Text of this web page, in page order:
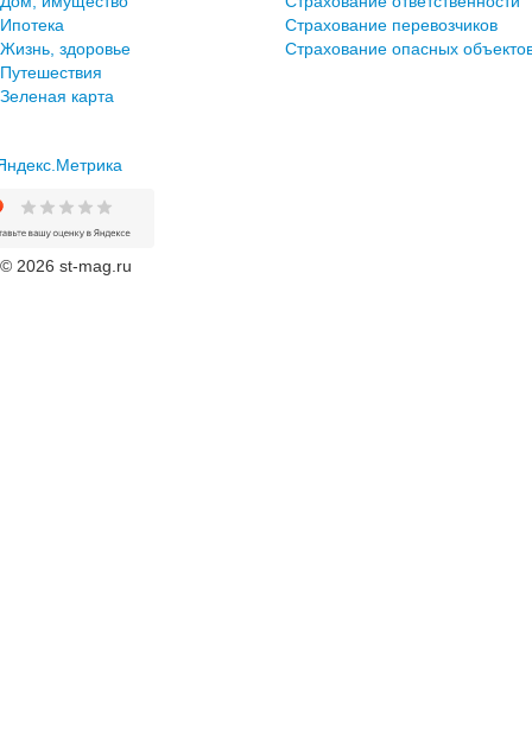
Ипотека
Жизнь, здоровье
Путешествия
Зеленая карта
Страхование перевозчиков
Страхование опасных
© 2026 st-mag.ru